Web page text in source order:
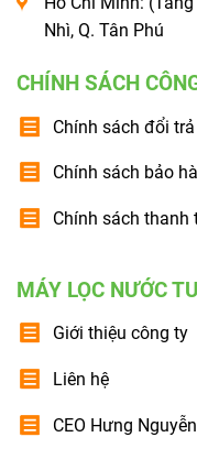
Nhì, Q. Tân Phú
CHÍNH SÁCH
Chính sách đổi
Chính sách bảo
Chính sách thanh
MÁY LỌC NƯỚC
Giới thiệu công ty
Liên hệ
CEO Hưng Nguyễn